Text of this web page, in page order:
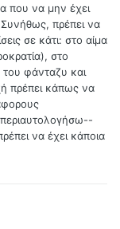
που να μην έχει
Συνήθως, πρέπει να
σε κάτι: στο αίμα
στο
φάνταζυ και
πρέπει κάπως να
να έχει κάποια